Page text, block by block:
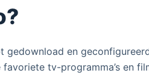
gedownload en
tv-programma’s en